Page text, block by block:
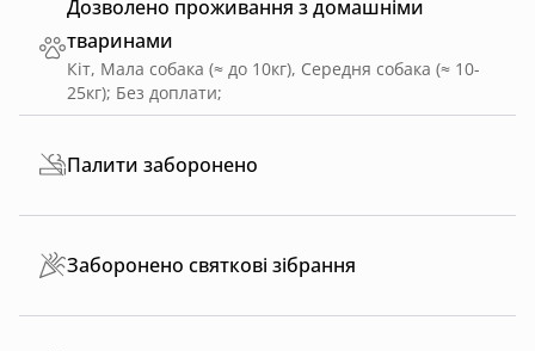
Дозволено проживання з домашніми
тваринами
Кіт, Мала собака (≈ до 10кг), Середня собака (≈ 10-
25кг); Без доплати;
Палити заборонено
Заборонено святкові зібрання